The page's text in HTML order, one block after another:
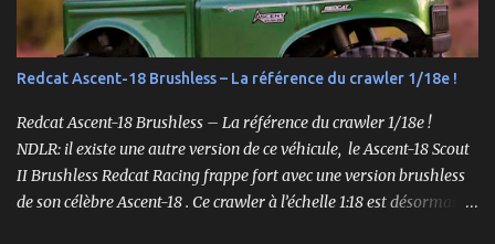
truggy. Cela se traduit par des différences de taille et de forme. Le
X-Maxx est plus large et plus haut, ce qui lui confère une meilleure
capacité à surmonter les terrains difficiles. 🛒 Voir le Traxxas X-
Maxx VXL sur Amazon Le XRT , quant à lui, est conçu pour la
vitesse et la maniabilité sur des surfaces plus planes. Sa conception
plus étroite et plus bass...
Redcat Ascent-18 Brushless – La référence du crawler 1/18e !
Redcat Ascent-18 Brushless – La référence du crawler 1/18e !
NDLR: il existe une autre version de ce véhicule, le Ascent-18 Scout
II Brushless Redcat Racing frappe fort avec une version brushless
de son célèbre Ascent-18 . Ce crawler à l’échelle 1:18 est désormais